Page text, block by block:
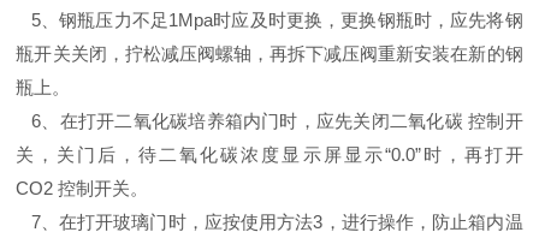
5、钢瓶压力不足1Mpa时应及时更换，更换钢瓶时，应先将钢
瓶开关关闭，拧松减压阀螺轴，再拆下减压阀重新安装在新的钢
瓶上。
6
在打开二氧化碳培养箱内门时，应先关闭二氧化碳 控制开
关，关门后，待二氧化碳浓度显示屏显示“0.0”时，再打开
CO2 控制开关。
7、 在打开玻璃门时，应按使用方法3，进行操作，防止箱内温